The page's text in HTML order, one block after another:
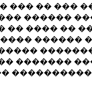
��� �� ���
������
�� ���� ��
������
�������